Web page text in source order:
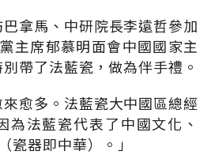
拿馬、中研院長李遠哲參加
主席郁慕明面會中國國家主
帶了法藍瓷，做為伴手禮。
愈多。法藍瓷大中國區總經
為法藍瓷代表了中國文化、
瓷器即中華）。」